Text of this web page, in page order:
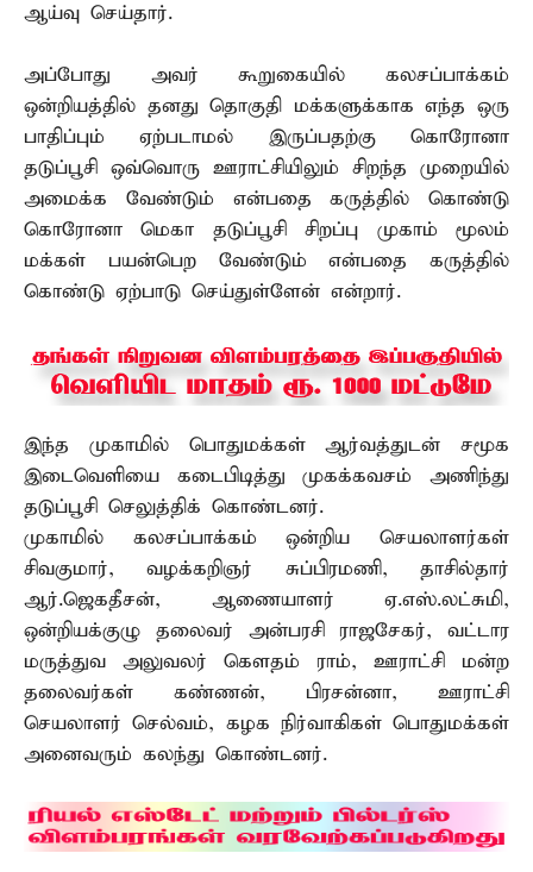
ஆய்வு செய்தார்.
அப்போது அவர் கூறுகையில் கலசப்பாக்கம்
ஒன்றியத்தில் தனது தொகுதி மக்களுக்காக எந்த ஒரு
பாதிப்பும் ஏற்படாமல் இருப்பதற்கு கொரோனா
தடுப்பூசி ஒவ்வொரு ஊராட்சியிலும் சிறந்த முறையில்
அமைக்க வேண்டும் என்பதை கருத்தில் கொண்டு
கொரோனா மெகா தடுப்பூசி சிறப்பு முகாம் மூலம்
மக்கள் பயன்பெற வேண்டும் என்பதை கருத்தில்
கொண்டு ஏற்பாடு செய்துள்ளேன் என்றார்.
இந்த முகாமில் பொதுமக்கள் ஆர்வத்துடன் சமூக
இடைவெளியை கடைபிடித்து முகக்கவசம் அணிந்து
தடுப்பூசி செலுத்திக் கொண்டனர்.
முகாமில் கலசப்பாக்கம் ஒன்றிய செயலாளர்கள்
சிவகுமார், வழக்கறிஞர் சுப்பிரமணி, தாசில்தார்
ஆர்.ஜெகதீசன், ஆணையாளர் ஏ.எஸ்.லட்சுமி,
ஒன்றியக்குழு தலைவர் அன்பரசி ராஜசேகர், வட்டார
மருத்துவ அலுவலர் கௌதம் ராம், ஊராட்சி மன்ற
தலைவர்கள் கண்ணன், பிரசன்னா, ஊராட்சி
செயலாளர் செல்வம், கழக நிர்வாகிகள் பொதுமக்கள்
அனைவரும் கலந்து கொண்டனர்.